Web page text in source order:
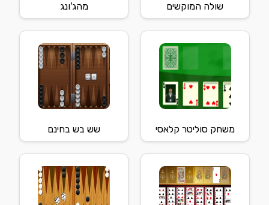
שולה המוקשים מהג'ונג
משחק סוליטר קלאסי שש בש בחינם